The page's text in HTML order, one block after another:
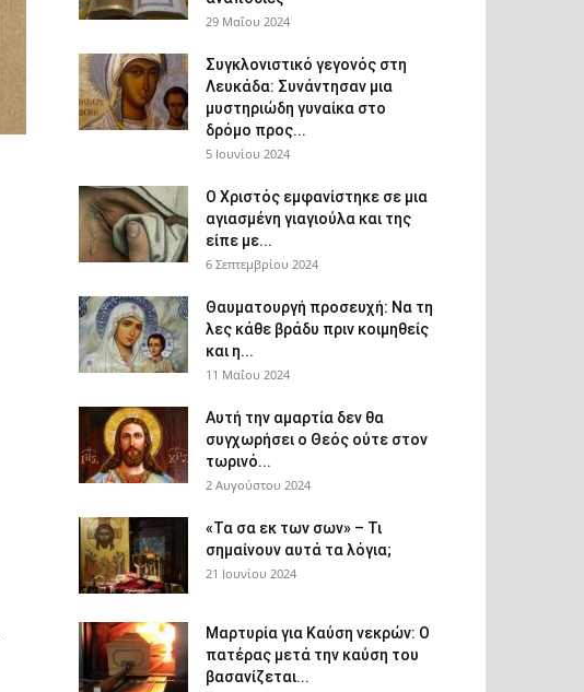
29 Μαΐου 2024
Συγκλονιστικό γεγονός στη
Λευκάδα: Συνάντησαν μια
μυστηριώδη γυναίκα στο
δρόμο προς...
5 Ιουνίου 2024
Ο Χριστός εμφανίστηκε σε μια
αγιασμένη γιαγιούλα και της
είπε με...
6 Σεπτεμβρίου 2024
Θαυματουργή προσευχή: Να τη
λες κάθε βράδυ πριν κοιμηθείς
και η...
11 Μαΐου 2024
Αυτή την αμαρτία δεν θα
συγχωρήσει ο Θεός ούτε στον
τωρινό...
2 Αυγούστου 2024
«Τα σα εκ των σων» – Τι
σημαίνουν αυτά τα λόγια;
21 Ιουνίου 2024
Μαρτυρία για Καύση νεκρών: Ο
πατέρας μετά την καύση του
βασανίζεται...